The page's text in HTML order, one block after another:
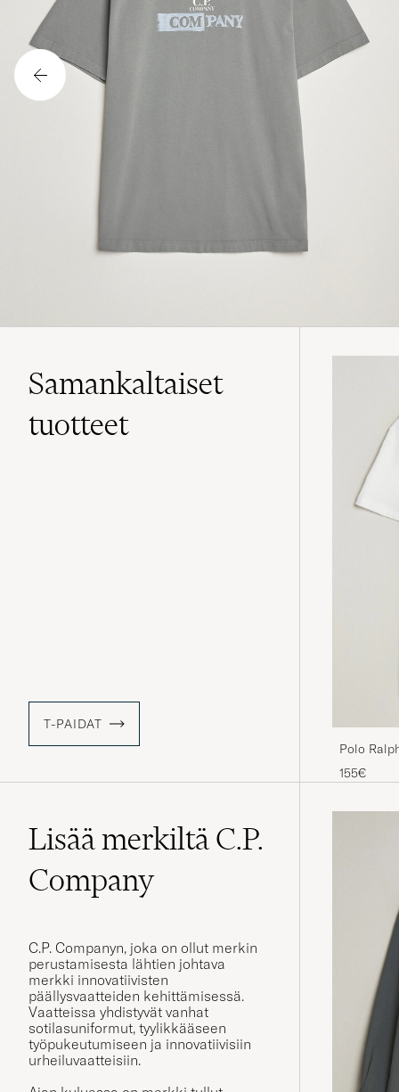
Samankaltaiset
tuotteet
T-PAIDAT
Polo
Bear/White
155€
Lisää merkiltä C.P.
Company
C.P. Companyn, joka on ollut merkin
perustamisesta lähtien johtava
merkki innovatiivisten
päällysvaatteiden kehittämisessä.
Vaatteissa yhdistyvät vanhat
sotilasuniformut, tyylikkääseen
työpukeutumiseen ja innovatiivisiin
urheiluvaatteisiin.